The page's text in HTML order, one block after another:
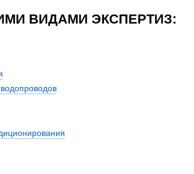
ВИДАМИ ЭКСПЕРТИЗ: